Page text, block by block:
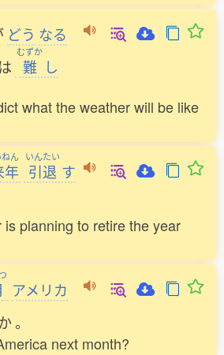
どう なる
は
むずか
難 し
what the weather will be like
ん
年
いんたい
引退 す
is planning to retire the year
アメリカ
。
next month?